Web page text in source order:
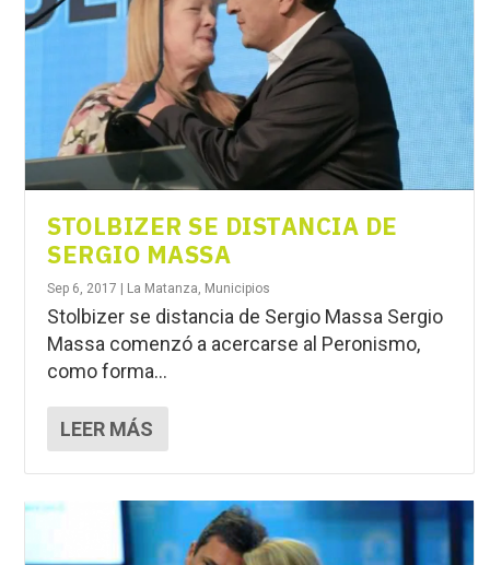
STOLBIZER SE DISTANCIA DE
SERGIO MASSA
Sep 6, 2017 | La Matanza Municipios
Stolbizer se distancia de Sergio Massa Sergio
Massa comenzó a acercarse al Peronismo,
como forma...
LEER MÁS